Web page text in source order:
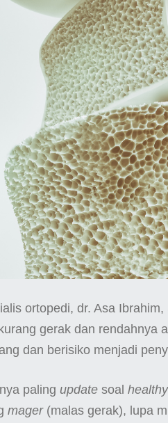
ortopedi, dr. Asa
gerak dan rendahnya
dan berisiko menjadi
paling update soal
mager(malas gerak), lupa